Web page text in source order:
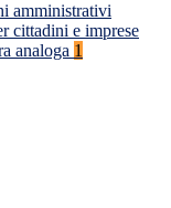
amministrativi
cittadini e imprese
analoga 1